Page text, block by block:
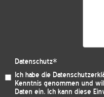
Datenschutz*
Ich habe die
Kenntnis genommen und
Daten ein. Ich kann diese